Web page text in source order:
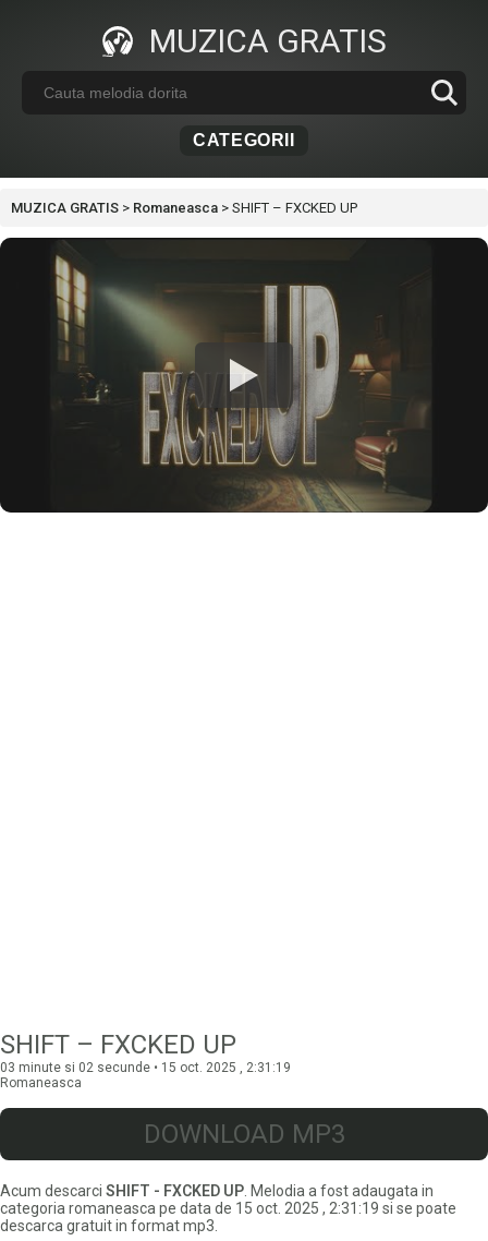
MUZICA GRATIS
CATEGORII
MUZICA GRATIS > Romaneasca > SHIFT – FXCKED UP
SHIFT – FXCKED UP
03 minute si 02 secunde • 15 oct. 2025 , 2:31:19
Romaneasca
DOWNLOAD MP3
Acum descarci SHIFT - FXCKED UP . Melodia a fost adaugata in
categoria romaneasca pe data de 15 oct. 2025 , 2:31:19 si se poate
descarca gratuit in format mp3.